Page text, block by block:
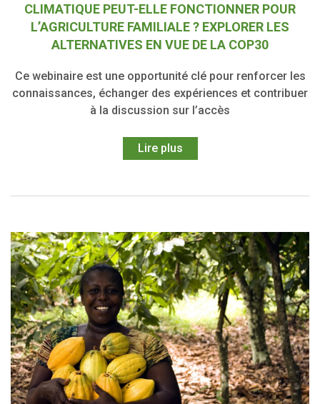
CLIMATIQUE PEUT-ELLE FONCTIONNER POUR
L’AGRICULTURE FAMILIALE ? EXPLORER LES
ALTERNATIVES EN VUE DE LA COP30
Ce webinaire est une opportunité clé pour renforcer les
connaissances, échanger des expériences et contribuer
à la discussion sur l’accès
Lire plus